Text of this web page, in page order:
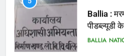
6
Ballia :
में बलिया में